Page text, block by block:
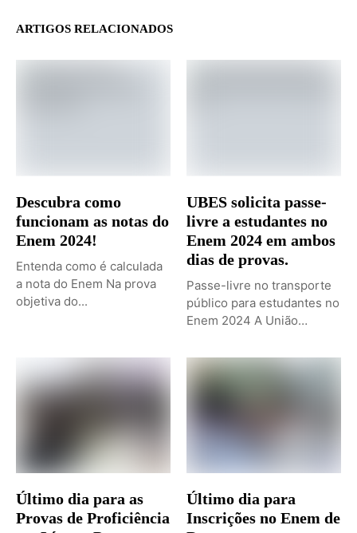
ARTIGOS RELACIONADOS
Descubra como
funcionam as notas do
Enem 2024!
Entenda como é calculada
a nota do Enem Na prova
objetiva do...
UBES solicita passe-
livre a estudantes no
Enem 2024 em ambos
dias de provas.
Passe-livre no transporte
público para estudantes no
Enem 2024 A União
Último dia para as
Provas de Proficiência
Último dia para
Inscrições no Enem de